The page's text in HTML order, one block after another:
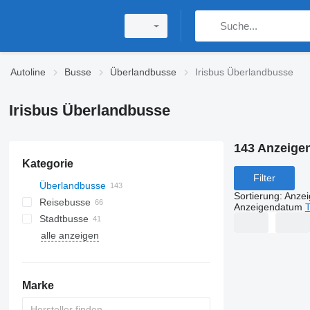
Autoline Busse Überlandbusse Irisbus Überlandbusse
Irisbus Überlandbusse
Kategorie
Überlandbusse
Reisebusse
Stadtbusse
alle anzeigen
Marke
143
Filter
Sortierung:
Anzeigendatum